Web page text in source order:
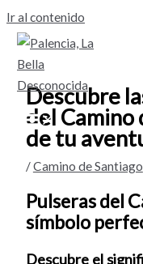
Ir al contenido
Descubre
del Camino
de tu
/Camino de Santiago
Pulseras del
símbolo
Descubre el